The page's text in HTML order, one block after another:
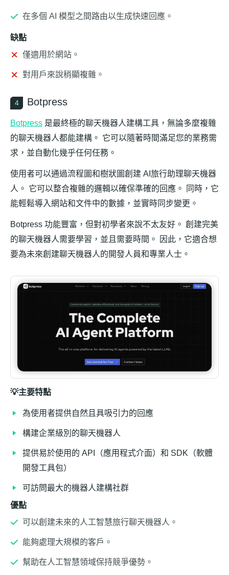
在多個 AI 模型之間路由以生成快速回應。
缺點
僅適用於網站。
對用戶來說稍顯複雜。
4 Botpress
Botpress 是最終極的聊天機器人建構工具，無論多麼複雜
的聊天機器人都能建構。 它可以隨著時間滿足您的業務需
求，並自動化幾乎任何任務。
使用者可以通過流程圖和樹狀圖創建 AI旅行助理聊天機器
人。 它可以整合複雜的邏輯以確保準確的回應。 同時，它
能輕鬆導入網站和文件中的數據，並實時同步變更。
Botpress 功能豐富，但對初學者來說不太友好。 創建完美
的聊天機器人需要學習，並且需要時間。 因此，它適合想
要為未來創建聊天機器人的開發人員和專業人士。
💡主要特點
為使用者提供自然且具吸引力的回應
構建企業級別的聊天機器人
提供易於使用的 API（應用程式介面）和 SDK（軟體
開發工具包）
可訪問最大的機器人建構社群
優點
可以創建未來的人工智慧旅行聊天機器人。
能夠處理大規模的客戶。
幫助在人工智慧領域保持競爭優勢。